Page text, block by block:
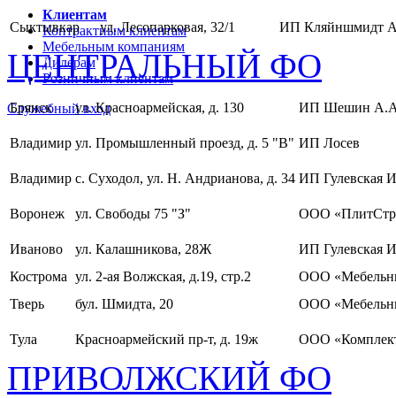
Клиентам
Контрактным клиентам
Мебельным компаниям
Дилерам
Розничным клиентам
Служебный вход
Сыктывкар ул. Лесопарковая, 32/1 ИП Кляйншмидт
ЦЕНТРАЛЬНЫЙ ФО
Брянск ул. Красноармейская, д. 130 ИП Шешин
Владимир ул. Промышленный проезд, д. 5 "В" ИП Лосев
Владимир с. Суходол, ул. Н. Андрианова, д. 34 ИП Гулевская
Воронеж ул. Свободы 75 "З" ООО
Иваново ул. Калашникова, 28Ж
ИП Гулевская
Кострома ул. 2-ая Волжская, д.19, стр.2
ООО
Тверь
бул. Шмидта, 20 ООО
Тула Красноармейский пр-т, д. 19ж ООО
ПРИВОЛЖСКИЙ ФО